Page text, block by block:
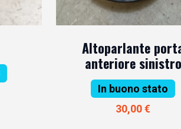
Altoparlante
anteriore sinistro
In buono stato
30,00 €